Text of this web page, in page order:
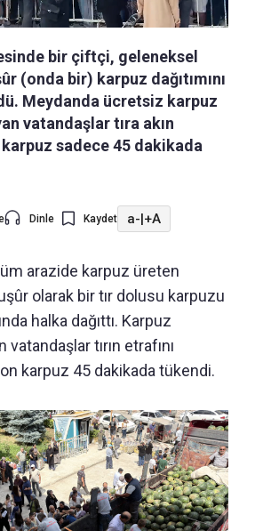
bir çiftçi, geleneksel
(onda bir) karpuz dağıtımını
Meydanda ücretsiz karpuz
vatandaşlar tıra akın
sadece 45 dakikada
Dinle Kaydet a-|+A
arazide karpuz üreten
olarak bir tır dolusu karpuzu
halka dağıttı. Karpuz
vatandaşlar tırın etrafını
karpuz 45 dakikada tükendi.